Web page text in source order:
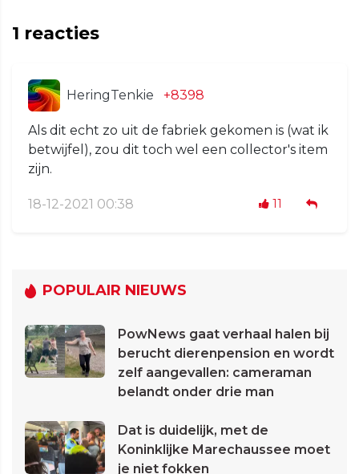
1 reacties
HeringTenkie +8398
Als dit echt zo uit de fabriek gekomen is (wat ik
betwijfel), zou dit toch wel een collector's item
zijn.
18-12-2021 00:38 11
POPULAIR NIEUWS
PowNews gaat verhaal halen bij
berucht dierenpension en wordt
zelf aangevallen: cameraman
belandt onder drie man
Dat is duidelijk, met de
Koninklijke Marechaussee moet
je niet fokken